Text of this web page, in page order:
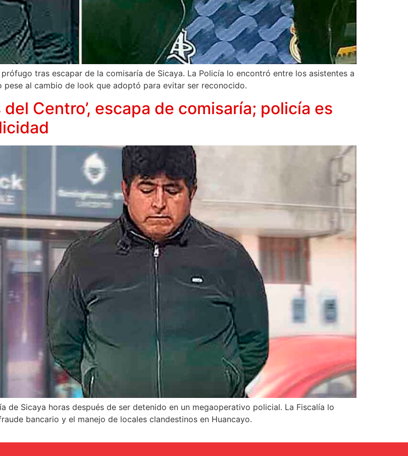
tras escapar de la comisaría de Sicaya. La Policía lo encontró entre los asistentes a
al cambio de look que adoptó para evitar ser reconocido.
del Centro’, escapa de comisaría; policía es
de Sicaya horas después de ser detenido en un megaoperativo policial. La Fiscalía lo
bancario y el manejo de locales clandestinos en Huancayo.